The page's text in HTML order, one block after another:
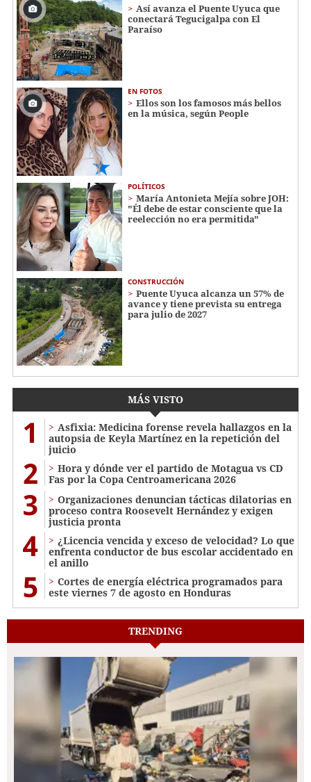
Así avanza el Puente Uyuca que
conectará Tegucigalpa con El
Paraíso
EN FOTOS
Ellos son los famosos más bellos
en la música, según People
POLÍTICOS
María Antonieta Mejía sobre JOH:
"Él debe de estar consciente que la
reelección no era permitida"
CONSTRUCCIÓN
Puente Uyuca alcanza un 57% de
avance y tiene prevista su entrega
para julio de 2027
MÁS VISTO
1
Asfixia: Medicina forense revela hallazgos en la
autopsia de Keyla Martínez en la repetición del
juicio
2
Hora y dónde ver el partido de Motagua vs CD
Fas por la Copa Centroamericana 2026
3
Organizaciones denuncian tácticas dilatorias en
proceso contra Roosevelt Hernández y exigen
justicia pronta
4
¿Licencia vencida y exceso de velocidad? Lo que
enfrenta conductor de bus escolar accidentado en
el anillo
5
Cortes de energía eléctrica programados para
este viernes 7 de agosto en Honduras
TRENDING